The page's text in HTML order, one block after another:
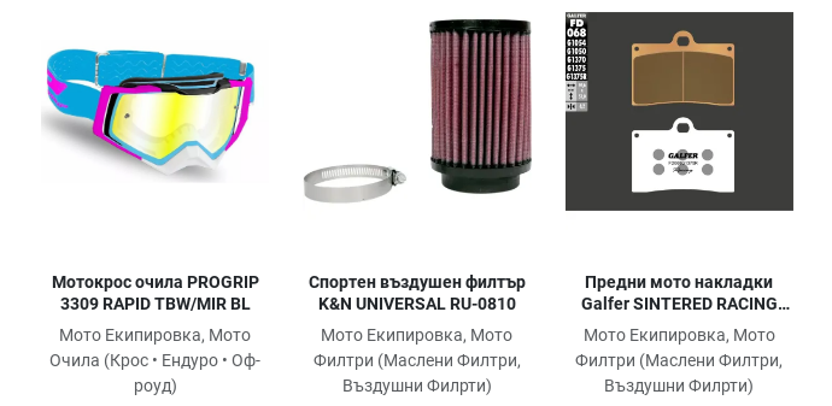
Мотокрос очила PROGRIP
3309 RAPID TBW/MIR BL
Мото Екипировка, Мото
Очила (Крос • Ендуро • Оф-
роуд)
Сравни продукт
Quick View
Спортен въздушен филтър
K&N UNIVERSAL RU-0810
Мото Екипировка, Мото
Филтри (Маслени Филтри,
Въздушни Филрти)
Предни мото накладки
Galfer SINTERED RACING
COMPOUND FD068G1375R
Мото Екипировка, Мото
Филтри (Маслени Филтри,
Въздушни Филрти)